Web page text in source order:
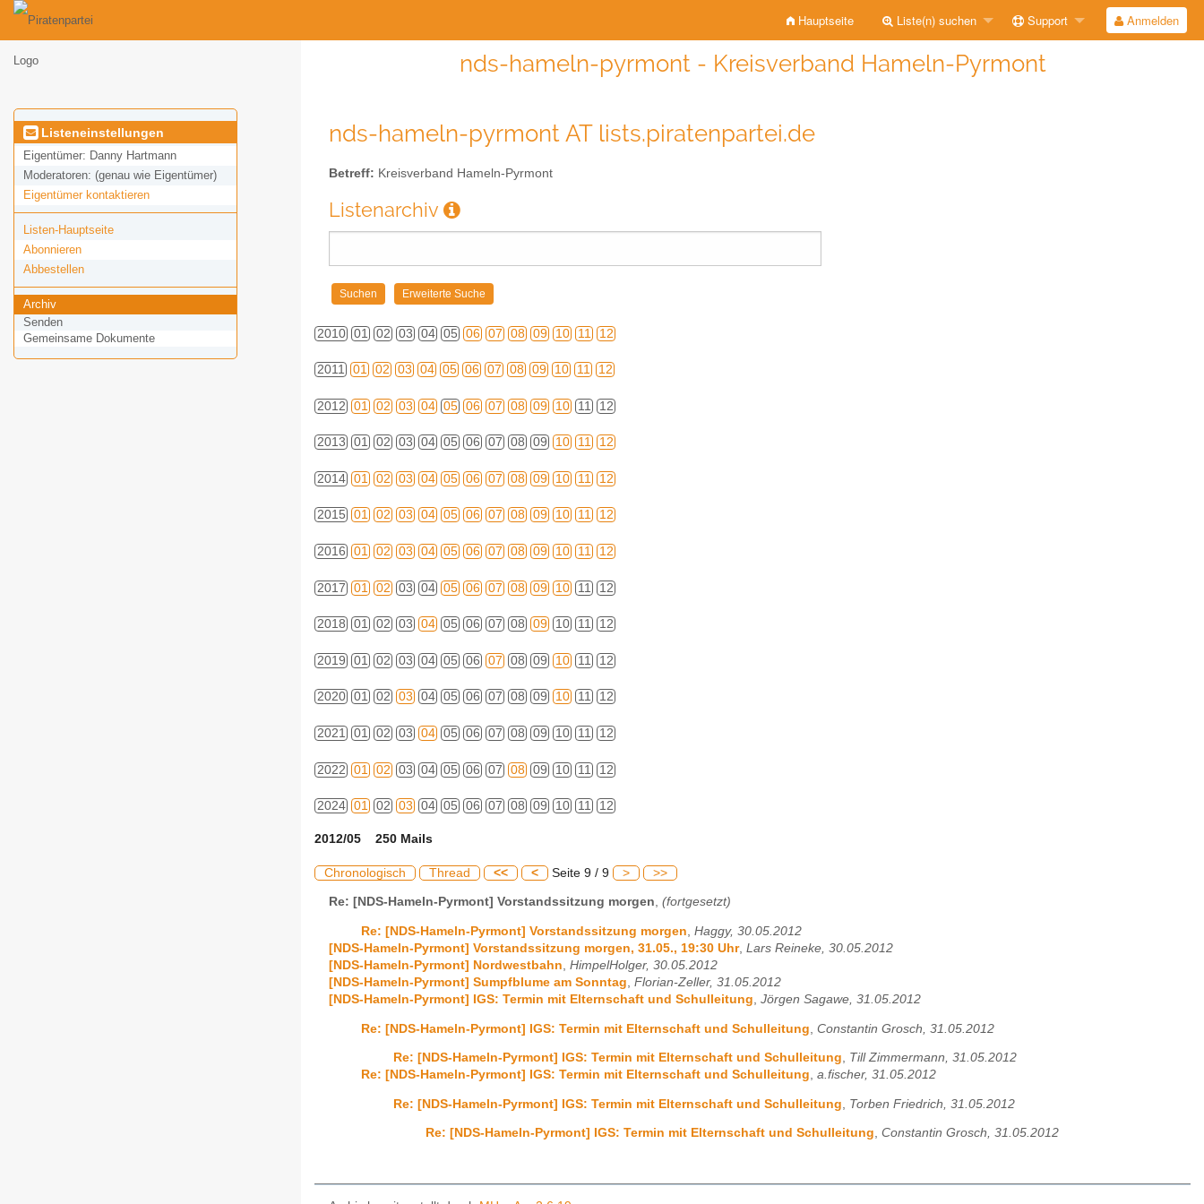
Hauptseite Liste(n) suchen Support Anmelden
nds-hameln-pyrmont - Kreisverband Hameln-Pyrmont
Listeneinstellungen
Eigentümer: Danny Hartmann
Moderatoren: (genau wie Eigentümer)
Eigentümer kontaktieren
Listen-Hauptseite
Abonnieren
Abbestellen
Archiv
Senden
Gemeinsame Dokumente
nds-hameln-pyrmont AT lists.piratenpartei.de
Betreff: Kreisverband Hameln-Pyrmont
Listenarchiv
2010 01 02 03 04 05 06 07 08 09 10 11 12
2011 01 02 03 04 05 06 07 08 09 10 11 12
2012 01 02 03 04 05 06 07 08 09 10 11 12
2013 01 02 03 04 05 06 07 08 09 10 11 12
2014 01 02 03 04 05 06 07 08 09 10 11 12
2015 01 02 03 04 05 06 07 08 09 10 11 12
2016 01 02 03 04 05 06 07 08 09 10 11 12
2017 01 02 03 04 05 06 07 08 09 10 11 12
2018 01 02 03 04 05 06 07 08 09 10 11 12
2019 01 02 03 04 05 06 07 08 09 10 11 12
2020 01 02 03 04 05 06 07 08 09 10 11 12
2021 01 02 03 04 05 06 07 08 09 10 11 12
2022 01 02 03 04 05 06 07 08 09 10 11 12
2024 01 02 03 04 05 06 07 08 09 10 11 12
2012/05 250 Mails
Chronologisch Thread << < Seite 9 / 9 > >>
Re: [NDS-Hameln-Pyrmont] Vorstandssitzung morgen, (fortgesetzt)
Re: [NDS-Hameln-Pyrmont] Vorstandssitzung morgen, Haggy, 30.05.2012
[NDS-Hameln-Pyrmont] Vorstandssitzung morgen, 31.05., 19:30 Uhr, Lars Reineke, 30.05.2012
[NDS-Hameln-Pyrmont] Nordwestbahn, HimpelHolger, 30.05.2012
[NDS-Hameln-Pyrmont] Sumpfblume am Sonntag, Florian-Zeller, 31.05.2012
[NDS-Hameln-Pyrmont] IGS: Termin mit Elternschaft und Schulleitung, Jörgen Sagawe, 31.05.2012
Re: [NDS-Hameln-Pyrmont] IGS: Termin mit Elternschaft und Schulleitung Constantin Grosch, 31.05.2012
Re: [NDS-Hameln-Pyrmont] IGS: Termin mit Elternschaft und Schulleitung, Till Zimmermann, 31.05.2012
Re: [NDS-Hameln-Pyrmont] IGS: Termin mit Elternschaft und Schulleitung, a.fischer, 31.05.2012
Re: [NDS-Hameln-Pyrmont] IGS: Termin mit Elternschaft und Schulleitung Torben Friedrich, 31.05.2012
Re: [NDS-Hameln-Pyrmont] IGS: Termin mit Elternschaft und Schulleitung, Constantin Grosch, 31.05.2012